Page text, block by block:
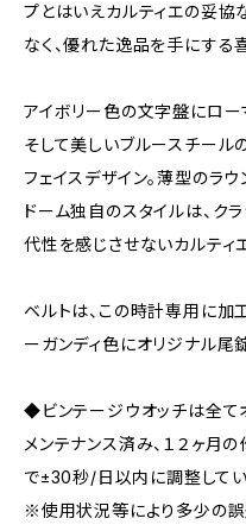
プとはいえカルティエの妥協
なく、優れた逸品を手にする
アイボリー色の文字盤にロー
そして美しいブルースチール
フェイスデザイン。薄型のラ
ドーム独自のスタイルは、ク
代性を感じさせないカルティ
ベルトは、この時計専用に
ーガンディ色にオリジナル尾
◆ビンテージウオッチは全
メンテナンス済み、１２ヶ月
で±30秒/日以内に調整してい
※使用状況等により多少の誤